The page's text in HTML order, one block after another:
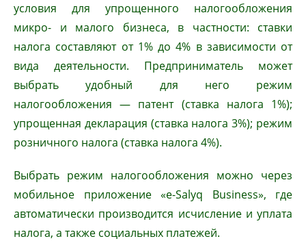
условия для упрощенного налогообложения
микро- и малого бизнеса, в частности: ставки
налога составляют от 1% до 4% в зависимости от
вида деятельности. Предприниматель может
выбрать удобный для него режим
налогообложения — патент (ставка налога 1%);
упрощенная декларация (ставка налога 3%); режим
розничного налога (ставка налога 4%).
Выбрать режим налогообложения можно через
мобильное приложение «е-Salyq Business», где
автоматически производится исчисление и уплата
налога, а также социальных платежей.